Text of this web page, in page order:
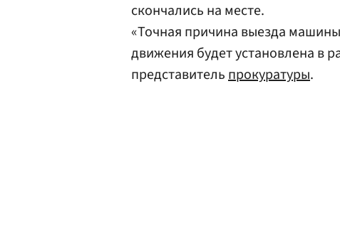
скончались на месте.
«Точная причина выезда
движения будет установлена в
представительпрокуратуры.